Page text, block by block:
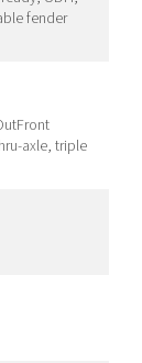
fender
axle, triple